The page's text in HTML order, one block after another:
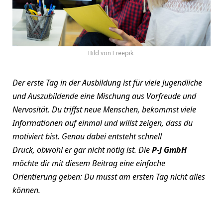
Bild von Freepik.
Der erste Tag in der Ausbildung ist für viele Jugendliche
und Auszubildende eine Mischung aus Vorfreude und
Nervosität. Du triffst neue Menschen, bekommst viele
Informationen auf einmal und willst zeigen, dass du
motiviert bist. Genau dabei entsteht schnell
Druck, obwohl er gar nicht nötig ist. DieP-J GmbH
möchte dir mit diesem Beitrag eine einfache
Orientierung geben: Du musst am ersten Tag nicht alles
können.